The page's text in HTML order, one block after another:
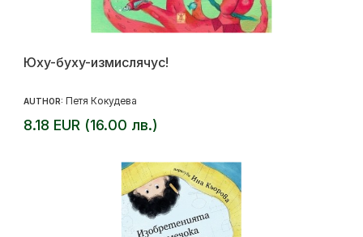
Юху-буху-измислячус!
AUTHOR: Петя Кокудева
8.18 EUR (16.00 лв.)